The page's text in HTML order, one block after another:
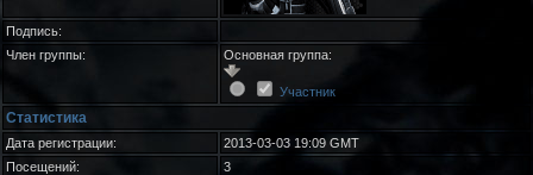
Подпись:
Член группы:
Основная группа:
Участник
Статистика
Дата регистрации:
2013-03-03 19:09 GMT
Посещений:
3